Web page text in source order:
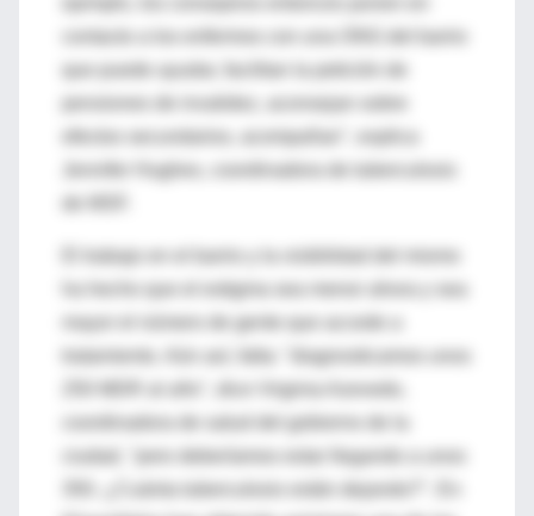
Jennifer Hughes, coordinadora de tuberculosis
ha hecho que el estigma sea menor ahora y sea
mayor el número de gente que accede a
tratamiento. Aún así, falta: "diagnosticamos unos
250 MDR al año", dice Virginia Azevedo,
coordinadora de salud del gobierno de la
ciudad, "pero deberíamos estar llegando a unos